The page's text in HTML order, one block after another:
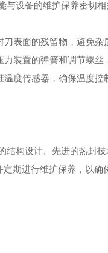
与设备的维护保养密切
表面的残留物，避免杂
装置的弹簧和调节螺丝
度传感器，确保温度控
结构设计、先进的热封
期进行维护保养，以